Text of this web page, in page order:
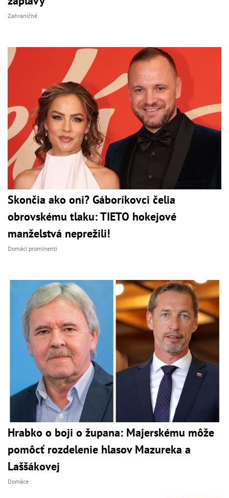
Zahraničné
Skončia ako oni? Gáboríkovci čelia
obrovskému tlaku: TIETO hokejové
manželstvá neprežili!
Domáci prominenti
Hrabko o boji o župana: Majerskému môže
pomôcť rozdelenie hlasov Mazureka a
Laššákovej
Domáce